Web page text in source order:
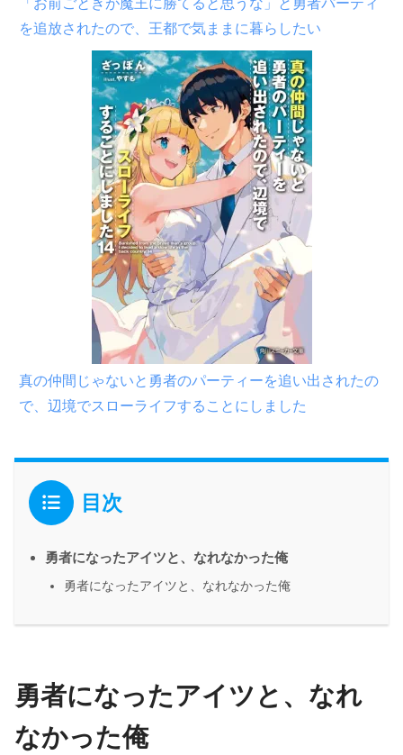
を追放されたので、王都で気ままに暮らしたい
真の仲間じゃないと勇者のパーティーを追い出されたの
で、辺境でスローライフすることにしました
目次
勇者になったアイツと、なれなかった俺
勇者になったアイツと、なれなかった俺
勇者になったアイツと、なれ
なかった俺